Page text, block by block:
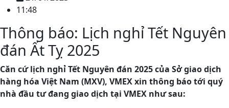
11:48
Thông báo: Lịch nghỉ Tết Nguyên
đán Ất Tỵ 2025
Căn cứ lịch nghỉ Tết Nguyên đán 2025 của Sở giao dịch
hàng hóa Việt Nam (MXV), VMEX xin thông báo tới quý
nhà đầu tư đang giao dịch tại VMEX như sau: